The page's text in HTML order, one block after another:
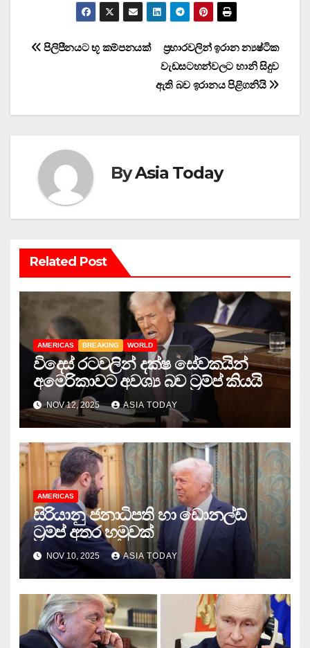
Post
ප්‍රහාරවලින් ඉරාන න්‍යෂ්ටික
වැඩසටහන්වලට හානි සිදුව
ඇති බව ඉරානය පිළිගනියි
පිලිපීනයට භූ කම්පනයක්
ByAsia Today
Related Post
AMERICAS BREAKING WORLD
විදෙස් රටවලින් දක්ෂ සේවකයින්
අමෙරිකාවට අවශ්‍ය බව ට්‍රම්ප් කියයි
NOV 12, 2025 ASIA TODAY
AMERICAS
සිරියානු ජනාධිපති හා ඩොනල්ඩ්
ට්‍රම්ප් අතර හමුවක්
NOV 10, 2025 ASIA TODAY